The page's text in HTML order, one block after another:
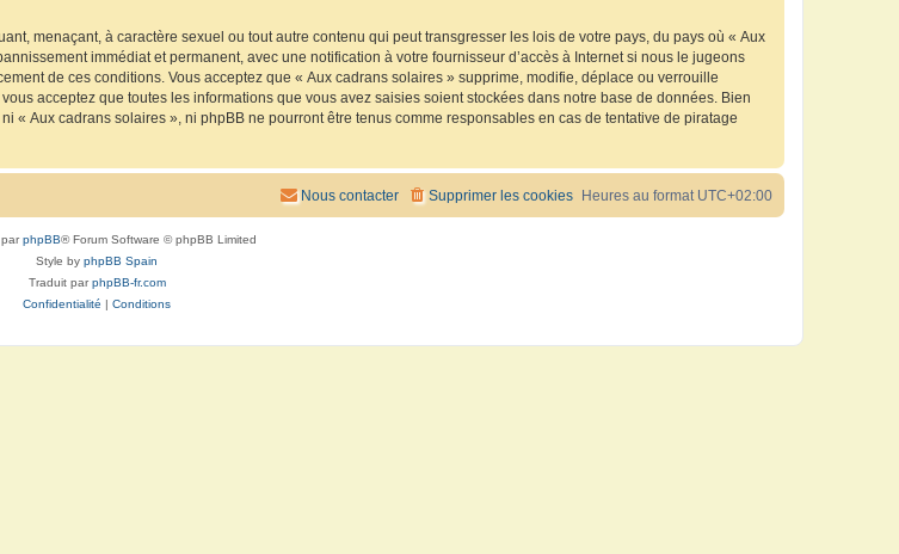
menaçant, à caractère sexuel ou tout autre contenu qui peut transgresser les lois de votre pays, du pays où « Aux
immédiat et permanent, avec une notification à votre fournisseur d’accès à Internet si nous le jugeons
de ces conditions. Vous acceptez que « Aux cadrans solaires » supprime, modifie, déplace ou verrouille
acceptez que toutes les informations que vous avez saisies soient stockées dans notre base de données. Bien
« Aux cadrans solaires », ni phpBB ne pourront être tenus comme responsables en cas de tentative de piratage
Heures au format UTC+02:00
Supprimer les cookies
Nous contacter
parphpBB® Forum Software © phpBB Limited
Style by phpBB Spain
Traduit parphpBB-fr.com
Confidentialité
Conditions